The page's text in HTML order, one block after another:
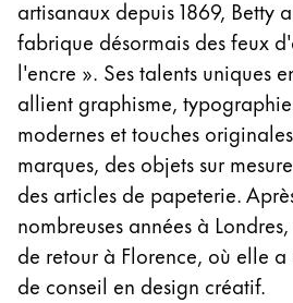
artisanaux depuis 1869, Betty
fabrique désormais des feux
l'encre ». Ses talents uniques
allient graphisme,
modernes et touches
marques, des objets sur
des articles de papeterie.
nombreuses années à
de retour à Florence, où elle
de conseil en design créatif.